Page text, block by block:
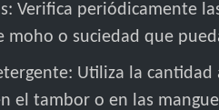
Verifica periódicamente
moho o suciedad que
Utiliza la
el tambor o en las